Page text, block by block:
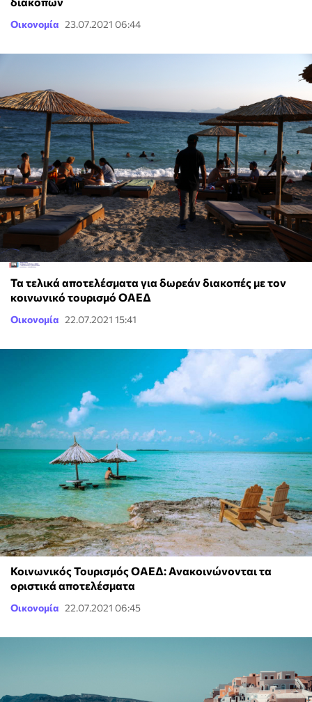
Οικονομία 23.07.2021 06:44
Τα τελικά αποτελέσματα για δωρεάν διακοπές με τον
κοινωνικό τουρισμό ΟΑΕΔ
Οικονομία 22.07.2021 15:41
Κοινωνικός Τουρισμός ΟΑΕΔ: Ανακοινώνονται τα
οριστικά αποτελέσματα
Οικονομία 22.07.2021 06:45